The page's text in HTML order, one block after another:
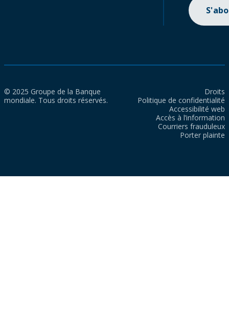
© 2025 Groupe de la Banque
mondiale. Tous droits réservés.
Droits
Politique de confidentialité
Accessibilité web
Accès à l’information
Courriers frauduleux
Porter plainte